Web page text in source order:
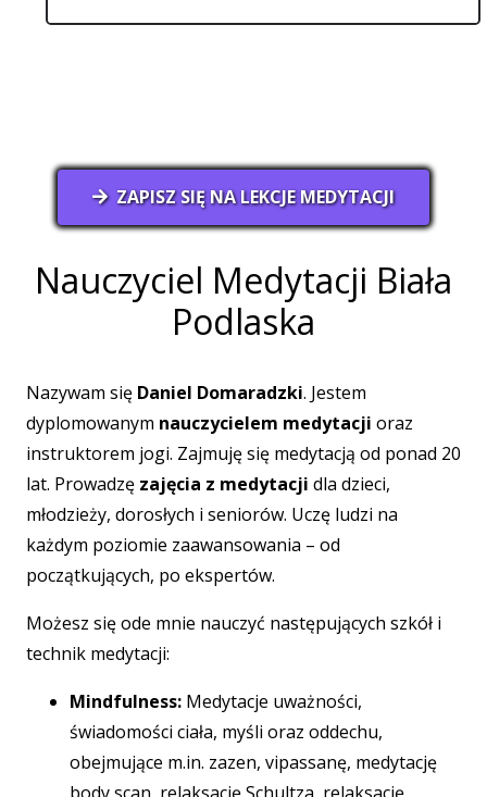
ZAPISZ SIĘ NA LEKCJE MEDYTACJI
Nauczyciel Medytacji Biała
Podlaska
Nazywam się Daniel Domaradzki. Jestem
dyplomowanym nauczycielem medytacji oraz
instruktorem jogi. Zajmuję się medytacją od ponad 20
lat. Prowadzę zajęcia z medytacji dla dzieci,
młodzieży, dorosłych i seniorów. Uczę ludzi na
każdym poziomie zaawansowania – od
początkujących, po ekspertów.
Możesz się ode mnie nauczyć następujących szkół i
technik medytacji:
Mindfulness: Medytacje uważności,
świadomości ciała, myśli oraz oddechu,
obejmujące m.in. zazen, vipassanę, medytację